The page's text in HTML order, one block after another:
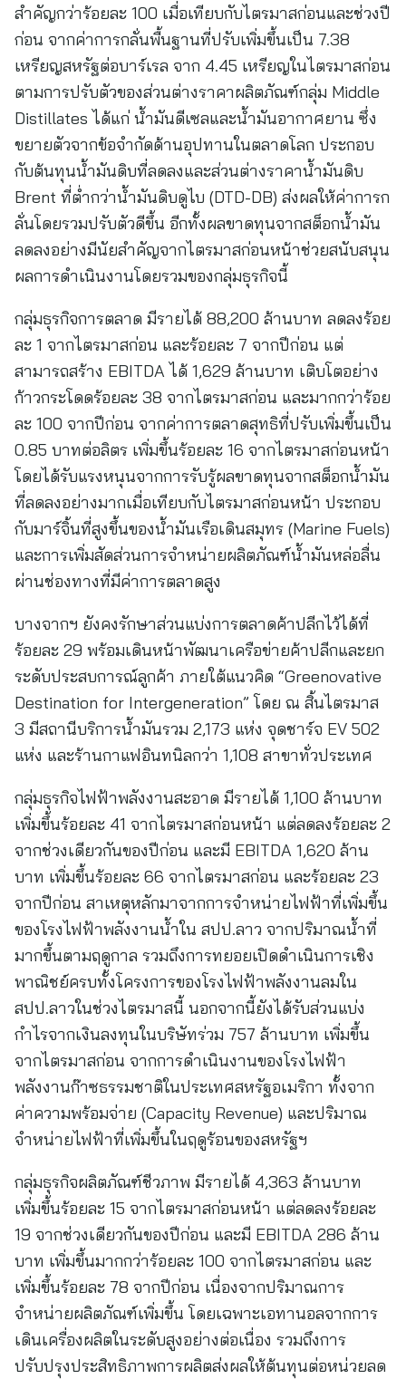
สำคัญกว่าร้อยละ 100 เมื่อเทียบกับไตรมาสก่อนและช่วงปี
ก่อน จากค่าการกลั่นพื้นฐานที่ปรับเพิ่มขึ้นเป็น 7.38
เหรียญสหรัฐต่อบาร์เรล จาก 4.45 เหรียญในไตรมาสก่อน
ตามการปรับตัวของส่วนต่างราคาผลิตภัณฑ์กลุ่ม Middle
Distillates ได้แก่ น้ำมันดีเซลและน้ำมันอากาศยาน ซึ่ง
ขยายตัวจากข้อจำกัดด้านอุปทานในตลาดโลก ประกอบ
กับต้นทุนน้ำมันดิบที่ลดลงและส่วนต่างราคาน้ำมันดิบ
Brent ที่ต่ำกว่าน้ำมันดิบดูไบ (DTD-DB) ส่งผลให้ค่าการก
ลั่นโดยรวมปรับตัวดีขึ้น อีกทั้งผลขาดทุนจากสต็อกน้ำมัน
ลดลงอย่างมีนัยสำคัญจากไตรมาสก่อนหน้าช่วยสนับสนุน
ผลการดำเนินงานโดยรวมของกลุ่มธุรกิจนี้
กลุ่มธุรกิจการตลาด มีรายได้ 88,200 ล้านบาท ลดลงร้อย
ละ 1 จากไตรมาสก่อน และร้อยละ 7 จากปีก่อน แต่
สามารถสร้าง EBITDA ได้ 1,629 ล้านบาท เติบโตอย่าง
ก้าวกระโดดร้อยละ 38 จากไตรมาสก่อน และมากกว่าร้อย
ละ 100 จากปีก่อน จากค่าการตลาดสุทธิที่ปรับเพิ่มขึ้นเป็น
0.85 บาทต่อลิตร เพิ่มขึ้นร้อยละ 16 จากไตรมาสก่อนหน้า
โดยได้รับแรงหนุนจากการรับรู้ผลขาดทุนจากสต็อกน้ำมัน
ที่ลดลงอย่างมากเมื่อเทียบกับไตรมาสก่อนหน้า ประกอบ
กับมาร์จิ้นที่สูงขึ้นของน้ำมันเรือเดินสมุทร (Marine Fuels)
และการเพิ่มสัดส่วนการจำหน่ายผลิตภัณฑ์น้ำมันหล่อลื่น
ผ่านช่องทางที่มีค่าการตลาดสูง
บางจากฯ ยังคงรักษาส่วนแบ่งการตลาดค้าปลีกไว้ได้ที่
ร้อยละ 29 พร้อมเดินหน้าพัฒนาเครือข่ายค้าปลีกและยก
ระดับประสบการณ์ลูกค้า ภายใต้แนวคิด “Greenovative
Destination for Intergeneration” โดย ณ สิ้นไตรมาส
3 มีสถานีบริการน้ำมันรวม 2,173 แห่ง จุดชาร์จ EV 502
แห่ง และร้านกาแฟอินทนิลกว่า 1,108 สาขาทั่วประเทศ
กลุ่มธุรกิจไฟฟ้าพลังงานสะอาด มีรายได้ 1,100 ล้านบาท
เพิ่มขึ้นร้อยละ 41 จากไตรมาสก่อนหน้า แต่ลดลงร้อยละ 2
จากช่วงเดียวกันของปีก่อน และมี EBITDA 1,620 ล้าน
บาท เพิ่มขึ้นร้อยละ 66 จากไตรมาสก่อน และร้อยละ 23
จากปีก่อน สาเหตุหลักมาจากการจำหน่ายไฟฟ้าที่เพิ่มขึ้น
ของโรงไฟฟ้าพลังงานน้ำใน สปป.ลาว จากปริมาณน้ำที่
มากขึ้นตามฤดูกาล รวมถึงการทยอยเปิดดำเนินการเชิง
พาณิชย์ครบทั้งโครงการของโรงไฟฟ้าพลังงานลมใน
สปป.ลาวในช่วงไตรมาสนี้ นอกจากนี้ยังได้รับส่วนแบ่ง
กำไรจากเงินลงทุนในบริษัทร่วม 757 ล้านบาท เพิ่มขึ้น
จากไตรมาสก่อน จากการดำเนินงานของโรงไฟฟ้า
พลังงานก๊าซธรรมชาติในประเทศสหรัฐอเมริกา ทั้งจาก
ค่าความพร้อมจ่าย (Capacity Revenue) และปริมาณ
จำหน่ายไฟฟ้าที่เพิ่มขึ้นในฤดูร้อนของสหรัฐฯ
กลุ่มธุรกิจผลิตภัณฑ์ชีวภาพ มีรายได้ 4,363 ล้านบาท
เพิ่มขึ้นร้อยละ 15 จากไตรมาสก่อนหน้า แต่ลดลงร้อยละ
19 จากช่วงเดียวกันของปีก่อน และมี EBITDA 286 ล้าน
บาท เพิ่มขึ้นมากกว่าร้อยละ 100 จากไตรมาสก่อน และ
เพิ่มขึ้นร้อยละ 78 จากปีก่อน เนื่องจากปริมาณการ
จำหน่ายผลิตภัณฑ์เพิ่มขึ้น โดยเฉพาะเอทานอลจากการ
เดินเครื่องผลิตในระดับสูงอย่างต่อเนื่อง รวมถึงการ
ปรับปรุงประสิทธิภาพการผลิตส่งผลให้ต้นทุนต่อหน่วยลด